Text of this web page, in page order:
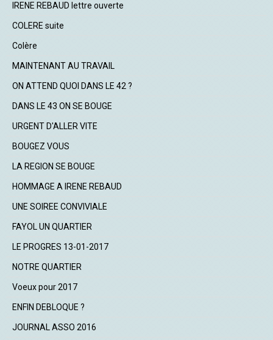
IRENE REBAUD lettre ouverte
COLERE suite
Colère
MAINTENANT AU TRAVAIL
ON ATTEND QUOI DANS LE 42 ?
DANS LE 43 ON SE BOUGE
URGENT D'ALLER VITE
BOUGEZ VOUS
LA REGION SE BOUGE
HOMMAGE A IRENE REBAUD
UNE SOIREE CONVIVIALE
FAYOL UN QUARTIER
LE PROGRES 13-01-2017
NOTRE QUARTIER
Voeux pour 2017
ENFIN DEBLOQUE ?
JOURNAL ASSO 2016